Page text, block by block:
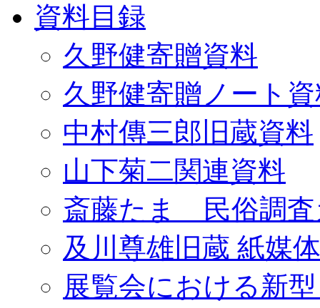
資料目録
久野健寄贈資料
久野健寄贈ノート
中村傳三郎旧蔵資料
山下菊二関連資料
斎藤たま 民俗調査
及川尊雄旧蔵 紙媒
展覧会における新